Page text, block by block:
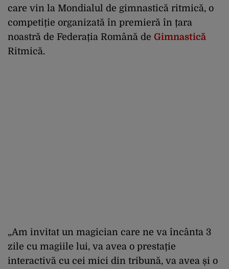
care vin la Mondialul de gimnastică ritmică, o
competiție organizată în premieră în țara
noastră de Federația Română de Gimnastică
Ritmică.
„Am invitat un magician care ne va încânta 3
zile cu magiile lui, va avea o prestație
interactivă cu cei mici din tribună, va avea și o